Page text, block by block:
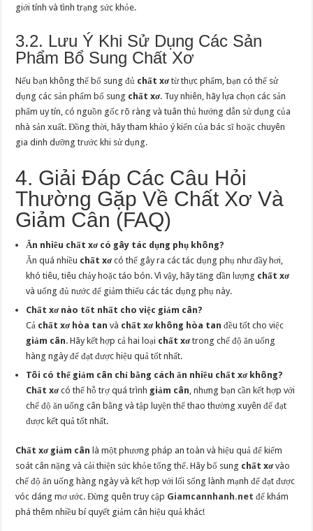
giới tính và tình trạng sức khỏe.
3.2. Lưu Ý Khi Sử Dụng Các Sản
Phẩm Bổ Sung Chất Xơ
Nếu bạn không thể bổ sung đủ chất xơ từ thực phẩm, bạn có thể sử
dụng các sản phẩm bổ sung chất xơ. Tuy nhiên, hãy lựa chọn các sản
phẩm uy tín, có nguồn gốc rõ ràng và tuân thủ hướng dẫn sử dụng của
nhà sản xuất. Đồng thời, hãy tham khảo ý kiến của bác sĩ hoặc chuyên
gia dinh dưỡng trước khi sử dụng.
4. Giải Đáp Các Câu Hỏi
Thường Gặp Về Chất Xơ Và
Giảm Cân (FAQ)
Ăn nhiều chất xơ có gây tác dụng phụ không?
Ăn quá nhiều chất xơ có thể gây ra các tác dụng phụ như đầy hơi,
khó tiêu, tiêu chảy hoặc táo bón. Vì vậy, hãy tăng dần lượng chất xơ
và uống đủ nước để giảm thiểu các tác dụng phụ này.
Chất xơ nào tốt nhất cho việc giảm cân?
Cả chất xơ hòa tan và chất xơ không hòa tan đều tốt cho việc
giảm cân. Hãy kết hợp cả hai loại chất xơ trong chế độ ăn uống
hàng ngày để đạt được hiệu quả tốt nhất.
Tôi có thể giảm cân chỉ bằng cách ăn nhiều chất xơ không?
Chất xơ có thể hỗ trợ quá trình giảm cân , nhưng bạn cần kết hợp với
chế độ ăn uống cân bằng và tập luyện thể thao thường xuyên để đạt
được kết quả tốt nhất.
Chất xơ giảm cân là một phương pháp an toàn và hiệu quả để kiểm
soát cân nặng và cải thiện sức khỏe tổng thể. Hãy bổ sung chất xơ vào
chế độ ăn uống hàng ngày và kết hợp với lối sống lành mạnh để đạt được
vóc dáng mơ ước. Đừng quên truy cập Giamcannhanh.net để khám
phá thêm nhiều bí quyết giảm cân hiệu quả khác!